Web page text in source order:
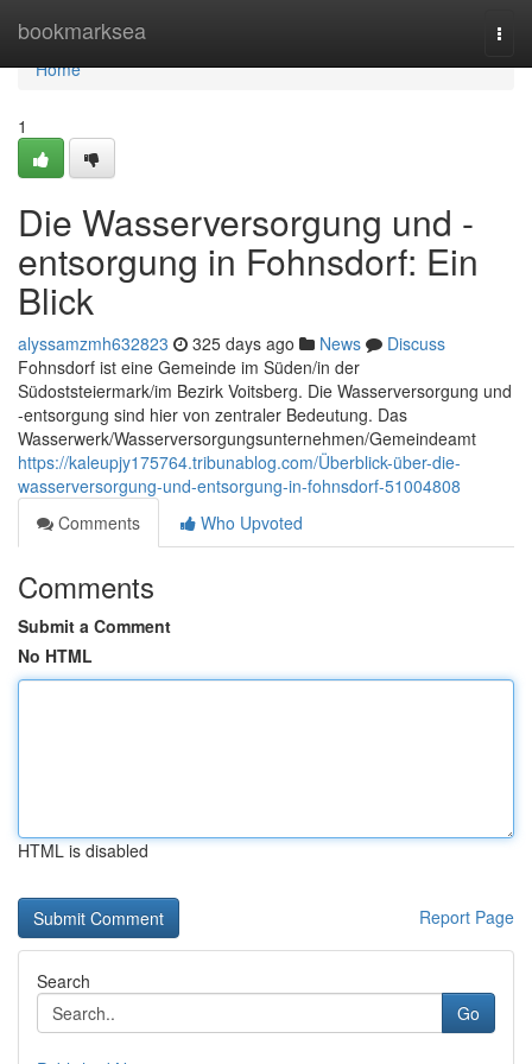
bookmarksea
Home
Home
1
Die Wasserversorgung und -
entsorgung in Fohnsdorf: Ein
Blick
alyssamzmh632823 325 days ago News
Discuss
Fohnsdorf ist eine Gemeinde im Süden/in der
Südoststeiermark/im Bezirk Voitsberg. Die Wasserversorgung und
-entsorgung sind hier von zentraler Bedeutung. Das
Wasserwerk/Wasserversorgungsunternehmen/Gemeindeamt
https://kaleupjy175764.tribunablog.com/Überblick-über-die-
wasserversorgung-und-entsorgung-in-fohnsdorf-51004808
Comments
Who Upvoted
Comments
Submit a Comment
No HTML
HTML is disabled
Report Page
Search
Go